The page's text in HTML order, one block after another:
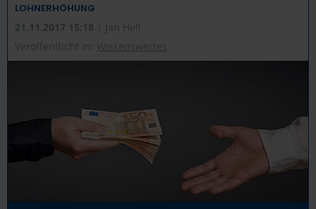
LOHNERHÖHUNG
21.11.2017 15:18
| Jan Hell
Veröffentlicht in: Wissenswertes